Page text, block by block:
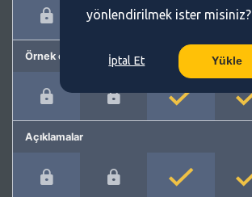
Örnek cümleler
Açıklamalar
yönlendirilmek ister misiniz?
İptal Et Yükle